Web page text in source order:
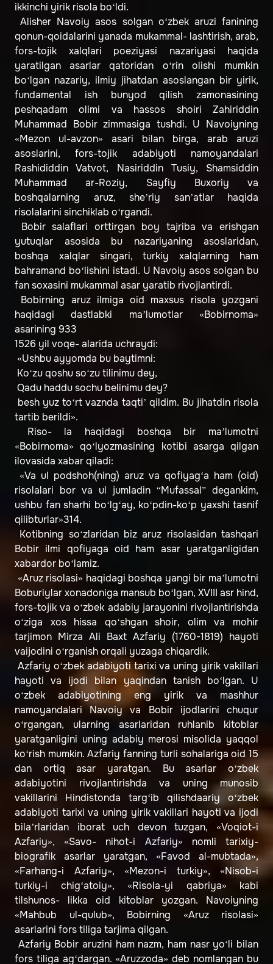
ikkinchi yirik risola bo‘ldi.
Alisher Navoiy asos solgan o‘zbek aruzi fanining
qonun-qoidalarini yanada mukammal- lashtirish, arab,
fors-tojik xalqlari poeziyasi nazariyasi haqida
yaratilgan asarlar qatoridan o‘rin olishi mumkin
bo‘lgan nazariy, ilmiy jihatdan asoslangan bir yirik,
fundamental ish bunyod qilish zamonasining
peshqadam olimi va hassos shoiri Zahiriddin
Muhammad Bobir zimmasiga tushdi. U Navoiyning
«Mezon ul-avzon» asari bilan birga, arab aruzi
asoslarini, fors-tojik adabiyoti namoyandalari
Rashididdin Vatvot, Nasiriddin Tusiy, Shamsiddin
Muhammad ar-Roziy, Sayfiy Buxoriy va
boshqalarning aruz, she’riy san’atlar haqida
risolalarini sinchiklab o‘rgandi.
Bobir salaflari orttirgan boy tajriba va erishgan
yutuqlar asosida bu nazariyaning asoslaridan,
boshqa xalqlar singari, turkiy xalqlarning ham
bahramand bo‘lishini istadi. U Navoiy asos solgan bu
fan soxasini mukammal asar yaratib rivojlantirdi.
Bobirning aruz ilmiga oid maxsus risola yozgani
haqidagi dastlabki ma’lumotlar «Bobirnoma»
asarining 933
1526 yil voqe- alarida uchraydi:
«Ushbu ayyomda bu baytimni:
Ko‘zu qoshu so‘zu tilinimu dey,
Qadu haddu sochu belinimu dey?
besh yuz to‘rt vaznda taqti’ qildim. Bu jihatdin risola
tartib berildi».
Riso- la haqidagi boshqa bir ma’lumotni
«Bobirnoma» qo‘lyozmasining kotibi asarga qilgan
ilovasida xabar qiladi:
«Va ul podshoh(ning) aruz va qofiyag‘a ham (oid)
risolalari bor va ul jumladin “Mufassal” degankim,
ushbu fan sharhi bo‘lg‘ay, ko‘pdin-ko‘p yaxshi tasnif
qilibturlar»314.
Kotibning so‘zlaridan biz aruz risolasidan tashqari
Bobir ilmi qofiyaga oid ham asar yaratganligidan
xabardor bo‘lamiz.
«Aruz risolasi» haqidagi boshqa yangi bir ma’lumotni
Boburiylar xonadoniga mansub bo‘lgan, XVIII asr hind,
fors-tojik va o‘zbek adabiy jarayonini rivojlantirishda
o‘ziga xos hissa qo‘shgan shoir, olim va mohir
tarjimon Mirza Ali Baxt Azfariy (1760-1819) hayoti
vaijodini o‘rganish orqali yuzaga chiqardik.
Azfariy o‘zbek adabiyoti tarixi va uning yirik vakillari
hayoti va ijodi bilan yaqindan tanish bo‘lgan. U
o‘zbek adabiyotining eng yirik va mashhur
namoyandalari Navoiy va Bobir ijodlarini chuqur
o‘rgangan, ularning asarlaridan ruhlanib kitoblar
yaratganligini uning adabiy merosi misolida yaqqol
ko‘rish mumkin. Azfariy fanning turli sohalariga oid 15
dan ortiq asar yaratgan. Bu asarlar o‘zbek
adabiyotini rivojlantirishda va uning munosib
vakillarini Hindistonda targ‘ib qilishdaariy o‘zbek
adabiyoti tarixi va uning yirik vakillari hayoti va ijodi
bila’rlaridan iborat uch devon tuzgan, «Voqiot-i
Azfariy», «Savo- nihot-i Azfariy» nomli tarixiy-
biografik asarlar yaratgan, «Favod al-mubtada»,
«Farhang-i Azfariy», «Mezon-i turkiy», «Nisob-i
turkiy-i chig‘atoiy», «Risola-yi qabriya» kabi
tilshunos- likka oid kitoblar yozgan. Navoiyning
«Mahbub ul-qulub», Bobirning «Aruz risolasi»
asarlarini fors tiliga tarjima qilgan.
Azfariy Bobir aruzini ham nazm, ham nasr yo‘li bilan
fors tiliga ag‘dargan. «Aruzzoda» deb nomlangan bu